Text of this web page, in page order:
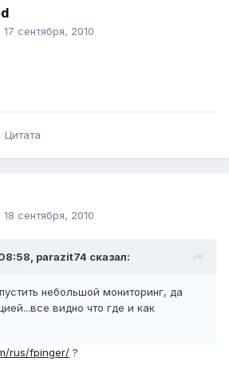
17 сентября, 2010
Цитата
18 сентября, 2010
parazit74 сказал:
небольшой мониторинг, да
видно что где и как
rus/fpinger/ ?